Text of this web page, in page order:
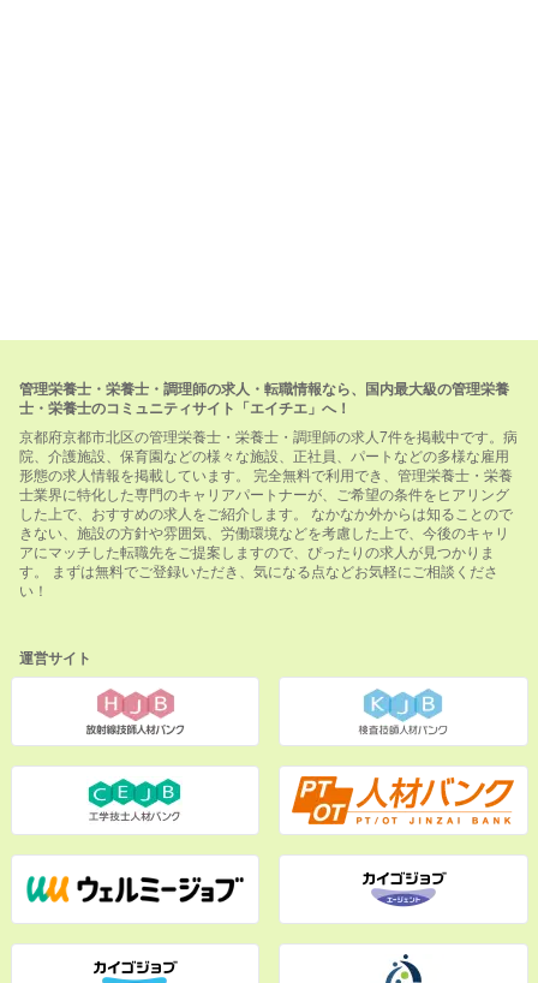
管理栄養士・栄養士・調理師の求人・転職情報なら、国内最大級の管理栄養
士・栄養士のコミュニティサイト「エイチエ」へ！
京都府京都市北区の管理栄養士・栄養士・調理師の求人7件を掲載中です。病
院、介護施設、保育園などの様々な施設、正社員、パートなどの多様な雇用
形態の求人情報を掲載しています。 完全無料で利用でき、管理栄養士・栄養
士業界に特化した専門のキャリアパートナーが、ご希望の条件をヒアリング
した上で、おすすめの求人をご紹介します。 なかなか外からは知ることので
きない、施設の方針や雰囲気、労働環境などを考慮した上で、今後のキャリ
アにマッチした転職先をご提案しますので、ぴったりの求人が見つかりま
す。 まずは無料でご登録いただき、気になる点などお気軽にご相談くださ
い！
運営サイト